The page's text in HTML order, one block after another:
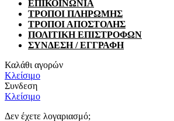
ΕΠΙΚΟΙΝΩΝΙΑ
ΤΡΟΠΟΙ ΠΛΗΡΩΜΗΣ
ΤΡΟΠΟΙ ΑΠΟΣΤΟΛΗΣ
ΠΟΛΙΤΙΚΗ ΕΠΙΣΤΡΟΦΩΝ
ΣΥΝΔΕΣΗ / ΕΓΓΡΑΦΗ
Καλάθι αγορών
Κλείσιμο
Συνδεση
Κλείσιμο
Δεν έχετε λογαριασμό;